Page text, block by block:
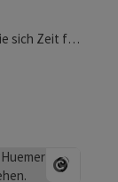
sich Zeit für
bei